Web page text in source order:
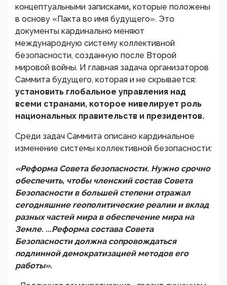
концептуальными записками, которые положены
в основу «Пакта во имя будущего». Это
документы кардинально меняют
международную систему коллективной
безопасности, созданную после Второй
мировой войны. И главная задача организаторов
Саммита будущего, которая и не скрывается:
установить глобальное управления над
всеми странами, которое нивелирует роль
национальных правительств и президентов.
Среди задач Саммита описано кардинальное
изменение системы коллективной безопасности:
«Реформа Совета безопасности. Нужно срочно
обеспечить, чтобы членский состав Совета
Безопасности в большей степени отражал
сегодняшние геополитические реалии и вклад
разных частей мира в обеспечение мира на
Земле. ...Реформа состава Совета
Безопасности должна сопровождаться
подлинной демократизацией методов его
работы».